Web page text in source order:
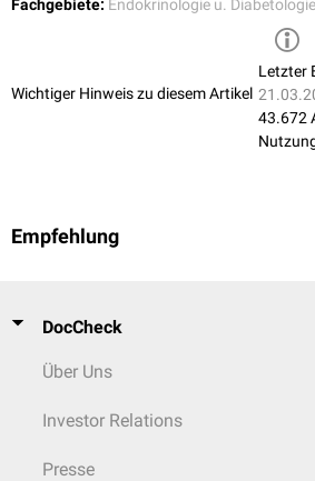
Hämoperfusionsverfahren
Bei den Hämoperfusions- oder
Hilfe adsorbierender Substanzen, die sich in
Adsorberpatrone befinden, aus dem Blut
ausreichende Austauschfläche und
Fachgebiete: Endokrinologie u. Diabetologie
Wichtiger Hinweis zu diesem Artikel
Letzter
43.672
Empfehlung
DocCheck
Über Uns
Investor Relations
Presse